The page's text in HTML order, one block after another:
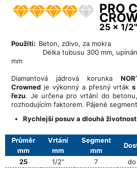
PRO
25 x 1/
Použití: Beton, zdivo, za mokra
Délka tubusu 300 mm, upínání
mm
Diamantová jádrová korunka
Crowned je výkonný a přesný vrták
řezu. Je určena pro vrtání do
rozhodujícím faktorem. Pájené
Rychlejší posuv a dlouhá životnost
Průměr
mm
Vrtání
mm
Segment
mm
25
1/2" 7